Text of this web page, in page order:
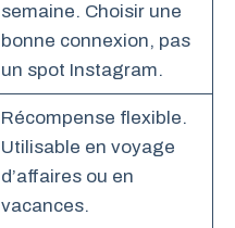
semaine. Choisir une
bonne connexion, pas
un spot Instagram.
Récompense flexible.
Utilisable en voyage
d’affaires ou en
vacances.